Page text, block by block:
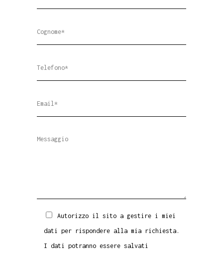
Autorizzo il sito a gestire i miei
dati per rispondere alla mia richiesta.
I dati potranno essere salvati